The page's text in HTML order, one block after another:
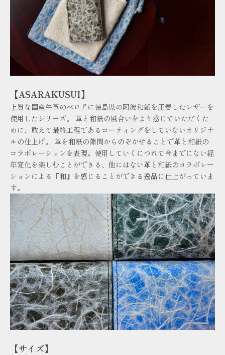
【ASARAKUSUI】
上質な国産牛革のベロアに徳島県の阿波和紙を圧着したレザーを
使用したシリーズ。 革と和紙の風合いをより感じていただくた
めに、敢えて最終工程であるコーティングをしていないオリジナ
ルの仕上げ。 革を和紙の隙間からのぞかせることで革と和紙の
コラボレーションを表現。使用していくにつれて今までにない経
年変化を楽しむことができる、他にはない革と和紙のコラボレー
ションによる『和』を感じることができる逸品に仕上がっていま
す。
【サイズ】